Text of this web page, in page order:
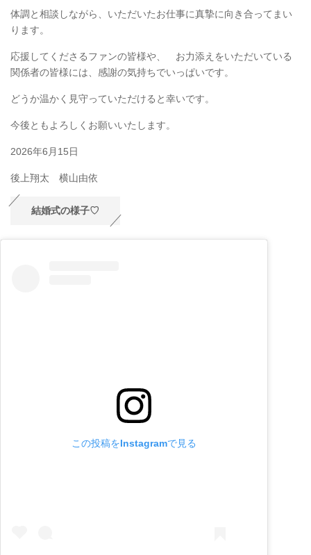
体調と相談しながら、いただいたお仕事に真摯に向き合ってまい
ります。
応援してくださるファンの皆様や、 お力添えをいただいている
関係者の皆様には、感謝の気持ちでいっぱいです。
どうか温かく見守っていただけると幸いです。
今後ともよろしくお願いいたします。
2026年6月15日
後上翔太 横山由依
結婚式の様子♡
この投稿をInstagramで見る